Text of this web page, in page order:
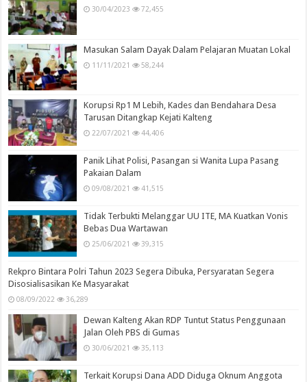
30/04/2023 72,455
Masukan Salam Dayak Dalam Pelajaran Muatan Lokal
11/11/2021 58,244
Korupsi Rp1 M Lebih, Kades dan Bendahara Desa
Tarusan Ditangkap Kejati Kalteng
22/07/2021 44,406
Panik Lihat Polisi, Pasangan si Wanita Lupa Pasang
Pakaian Dalam
09/08/2021 41,515
Tidak Terbukti Melanggar UU ITE, MA Kuatkan Vonis
Bebas Dua Wartawan
25/06/2021 39,315
Rekpro Bintara Polri Tahun 2023 Segera Dibuka, Persyaratan Segera
Disosialisasikan Ke Masyarakat
08/09/2022 36,289
Dewan Kalteng Akan RDP Tuntut Status Penggunaan
Jalan Oleh PBS di Gumas
30/06/2021 35,113
Terkait Korupsi Dana ADD Diduga Oknum Anggota